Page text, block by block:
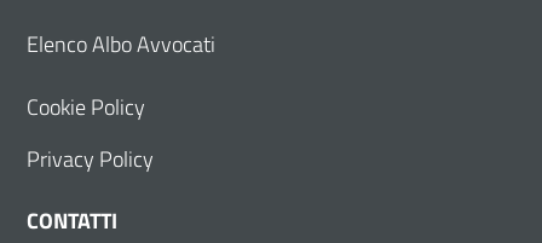
Elenco Albo Avvocati
Cookie Policy
Privacy Policy
CONTATTI